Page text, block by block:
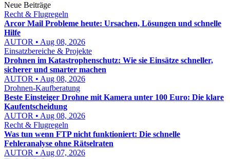
Neue Beiträge
Recht & Flugregeln
Arcor Mail Probleme heute: Ursachen, Lösungen und schnelle
Hilfe
AUTOR • Aug 08, 2026
Einsatzbereiche & Projekte
Drohnen im Katastrophenschutz: Wie sie Einsätze schneller,
sicherer und smarter machen
AUTOR • Aug 08, 2026
Drohnen-Kaufberatung
Beste Einsteiger Drohne mit Kamera unter 100 Euro: Die klare
Kaufentscheidung
AUTOR • Aug 08, 2026
Recht & Flugregeln
Was tun wenn FTP nicht funktioniert: Die schnelle
Fehleranalyse ohne Rätselraten
AUTOR • Aug 07, 2026